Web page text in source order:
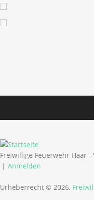
Freiwillige Feuerwehr Haar -
| Anmelden
Urheberrecht © 2026,